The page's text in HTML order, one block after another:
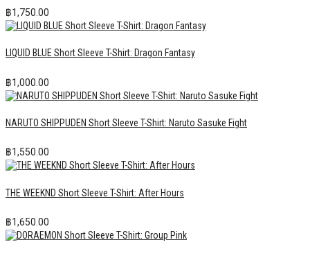
฿1,750.00
LIQUID BLUE Short Sleeve T-Shirt: Dragon Fantasy
฿1,000.00
NARUTO SHIPPUDEN Short Sleeve T-Shirt: Naruto Sasuke Fight
฿1,550.00
THE WEEKND Short Sleeve T-Shirt: After Hours
฿1,650.00